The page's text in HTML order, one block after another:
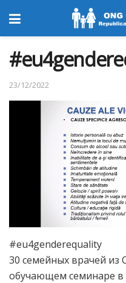
23/12/2022
#eu4genderequality
30 семейных врачей из
обучающем семинаре в